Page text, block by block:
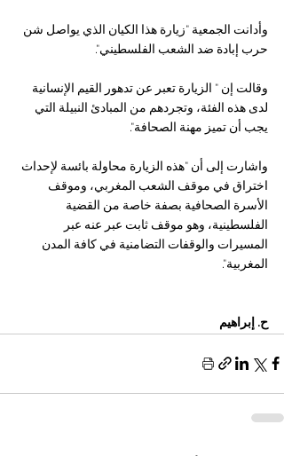
وأدانت الجمعية "زيارة هذا الكيان الذي يواصل شن
حرب إبادة ضد الشعب الفلسطيني".
وقالت إن " الزيارة تعبر عن تدهور القيم الإنسانية
لدى هذه الفئة، وتجردهم من المبادئ النبيلة التي
يجب أن تميز مهنة الصحافة".
واشارت إلى أن "هذه الزيارة محاولة بائسة لإحداث
اختراق في موقف الشعب المغربي، وموقف
الأسرة الصحافية بصفة خاصة من القضية
الفلسطينية، وهو موقف ثابت عبر عنه عبر
المسيرات والوقفات التضامنية في كافة المدن
المغربية".
ح. إبراهيم